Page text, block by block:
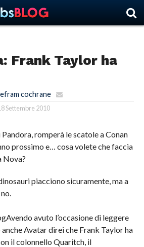
Frank Taylor ha
cochrane
Settembre 2010
romperà le scatole a Conan
prossimo e… cosa volete che faccia
Nova?
piacciono sicuramente, ma a
Avendo avuto l’occasione di leggere
Avatar direi che Frank Taylor ha
il colonnello Quaritch, il